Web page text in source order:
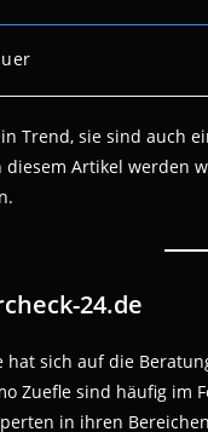
Trend, sie sind auch
Artikel werden
24.de
hat sich auf die
Zuefle sind häufig im
in ihren